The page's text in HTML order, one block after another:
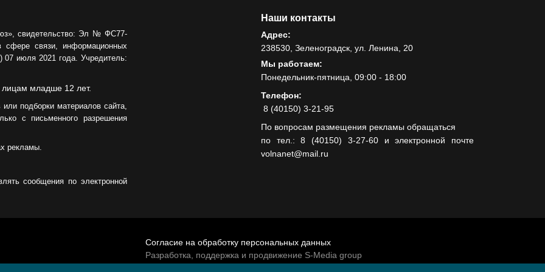
свидетельство: Эл № ФС77-
связи, информационных
07 июля 2021 года. Учредитель:
младше 12 лет.
подборки материалов сайта,
с письменного разрешения
рекламы.
сообщения по электронной
Наши контакты
Адрес:
238530, Зеленоградск, ул. Ленина, 20
Мы работаем:
Понедельник-пятница, 09:00 - 18:00
Телефон:
8 (40150) 3-21-95
По вопросам размещения рекламы обращаться
по тел.: 8 (40150) 3-27-60 и электронной почте
volnanet@mail.ru
Согласие на обработку персональных данных
Разработка, поддержка и продвижение S-Media group